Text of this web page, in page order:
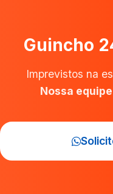
Guincho
Imprevistos na
Nossa